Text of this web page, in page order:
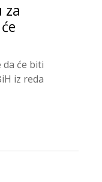
za
će biti
iz reda